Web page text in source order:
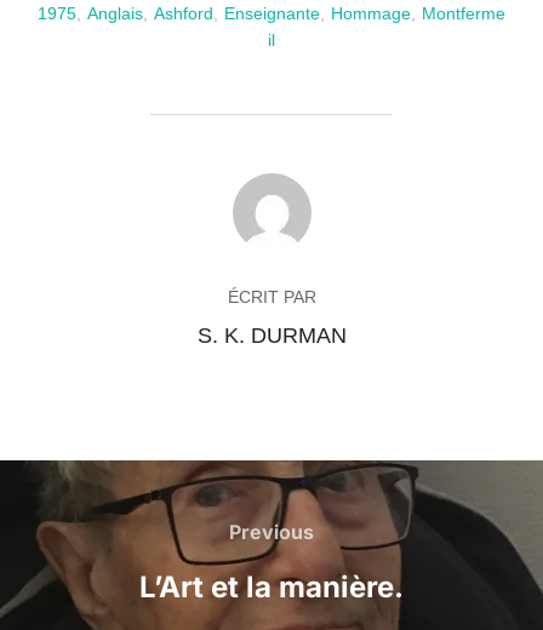
1975 Anglais Ashford Enseignante Hommage
Montferme
il
AUTEUR DE LA PUBLICATION
ÉCRIT PAR
S. K. DURMAN
Navigation
de
l’article
Previous
Previous
L’Art et la manière.